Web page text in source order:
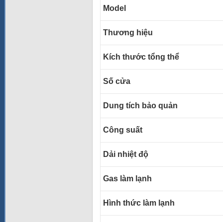
Model
Thương hiệu
Kích thước tổng thể
Số cửa
Dung tích bảo quản
Công suất
Dải nhiệt độ
Gas làm lạnh
Hình thức làm lạnh